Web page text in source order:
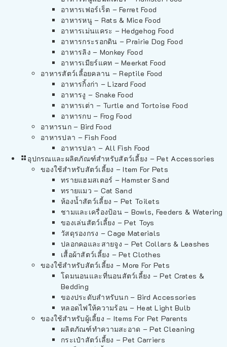
อาหารเฟอร์เร็ต – Ferret Food
อาหารหนู – Rats & Mice Food
อาหารเม่นแคระ – Hedgehog Food
อาหารกระรอกดิน – Prairie Dog Food
อาหารลิง – Monkey Food
อาหารเมียร์แคท – Meerkat Food
อาหารสัตว์เลี้อยคลาน – Reptile Food
อาหารกิ้งก่า – Lizard Food
อาหารงู – Snake Food
อาหารเต่า – Turtle and Tortoise Food
อาหารกบ – Frog Food
อาหารนก – Bird Food
อาหารปลา – Fish Food
อาหารปลา – All Fish Food
อุปกรณและผลิตภัณฑ์สำหรับสัตว์เลี้ยง – Pet Accessories
ของใช้สำหรับสัตว์เลี้ยง – Item For Pets
ทรายแฮมสเตอร์ – Hamster Sand
ทรายแมว – Cat Sand
ห้องน้ำสัตว์เลี้ยง – Pet Toilets
ชามและเครื่องป้อน – Bowls, Feeders & Watering
ของเล่นสัตว์เลี้ยง – Pet Toys
วัสดุรองกรง – Cage Materials
ปลอกคอและสายจูง – Pet Collars & Leashes
เสื้อผ้าสัตว์เลี้ยง – Pet Clothes
ของใช้สำหรับสัตว์เลี้ยง – More For Pets
โดมนอนและที่นอนสัตว์เลี้ยง – Pet Crates &
Bedding
ของประดับสำหรับนก – Bird Accessories
หลอดไฟให้ความร้อน – Heat Light Bulb
ของใช้สำหรับผู้เลี้ยง – Items For Pet Parents
ผลิตภัณฑ์ทำความสะอาด – Pet Cleaning
กระเป๋าสัตว์เลี้ยง – Pet Carriers